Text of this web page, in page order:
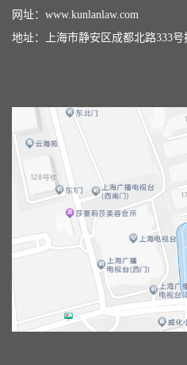
网址： www.kunlanlaw.com
地址：上海市静安区成都北路333